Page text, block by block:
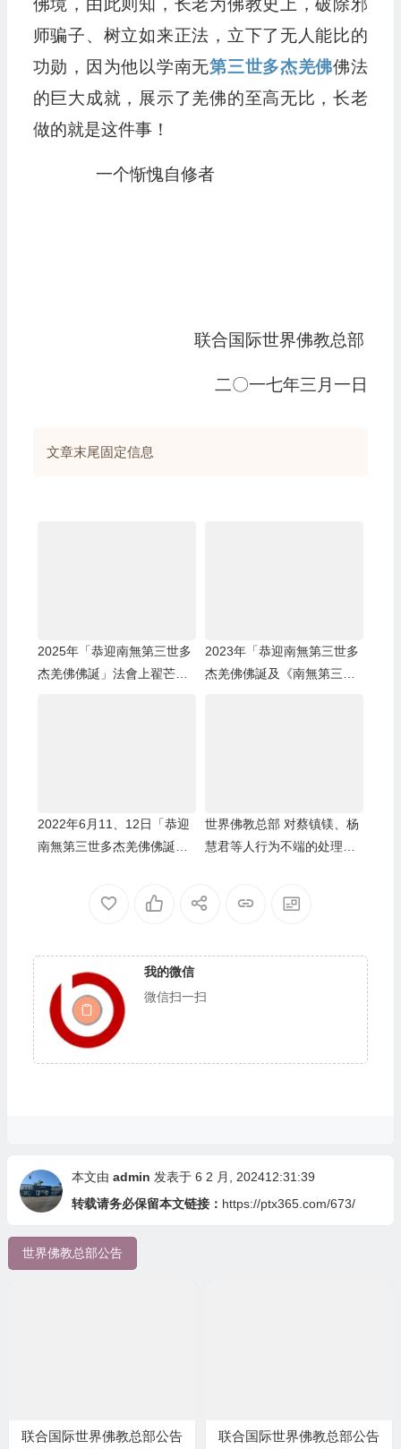
佛境，由此则知，长老为佛教史上，破除邪
师骗子、树立如来正法，立下了无人能比的
功勋，因为他以学南无第三世多杰羌佛佛法
的巨大成就，展示了羌佛的至高无比，长老
做的就是这件事！
一个惭愧自修者
联合国际世界佛教总部
二〇一七年三月一日
文章末尾固定信息
2025年「恭迎南無第三世多
杰羌佛佛誕」法會上翟芒尊
2023年「恭迎南無第三世多
杰羌佛佛誕及《南無第三世
2022年6月11、12日「恭迎
南無第三世多杰羌佛佛誕」
世界佛教总部 对蔡镇镁、杨
慧君等人行为不端的处理决
我的微信
微信扫一扫
本文由 admin 发表于 6 2 月, 202412:31:39
转载请务必保留本文链接： https://ptx365.com/673/
世界佛教总部公告
联合国际世界佛教总部公告
联合国际世界佛教总部公告